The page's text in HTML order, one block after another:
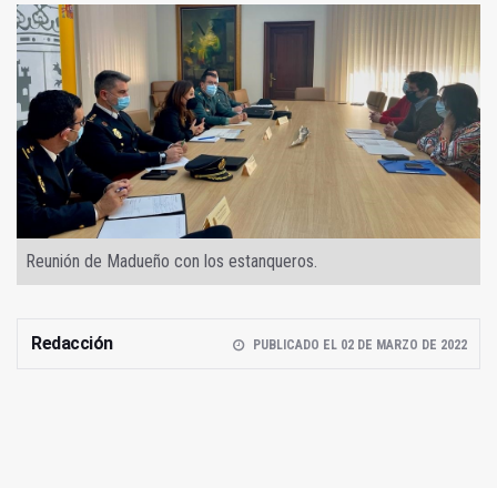
Reunión de Madueño con los estanqueros.
Redacción PUBLICADO EL 02 DE MARZO DE 2022